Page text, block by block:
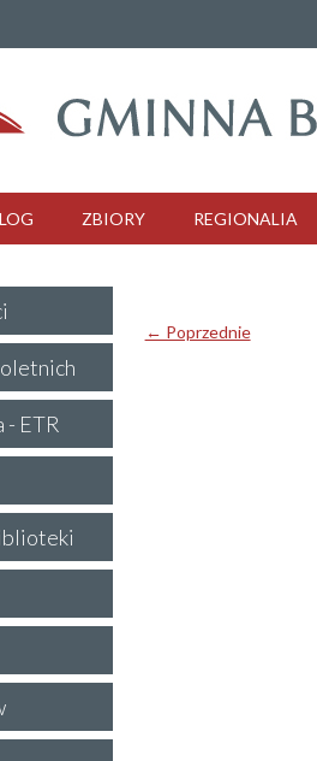
ZBIORY REGIONALIA
← Poprzednie
- ETR